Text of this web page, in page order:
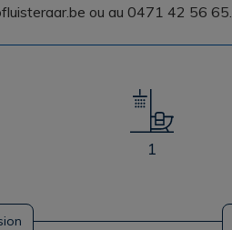
ou au 0471 42 56 65.
1